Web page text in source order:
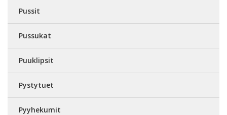
Pussit
Pussukat
Puuklipsit
Pystytuet
Pyyhekumit